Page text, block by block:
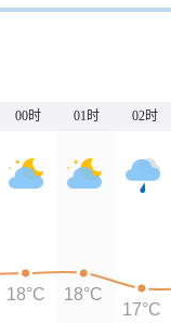
00时 01时 02时
18°C
18°C
17°C